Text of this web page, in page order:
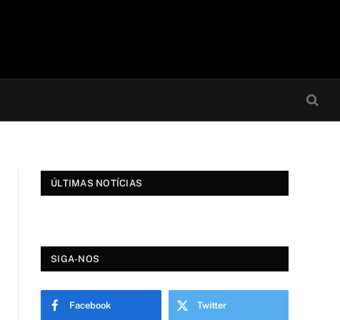
ÚLTIMAS NOTÍCIAS
SIGA-NOS
Facebook Twitter